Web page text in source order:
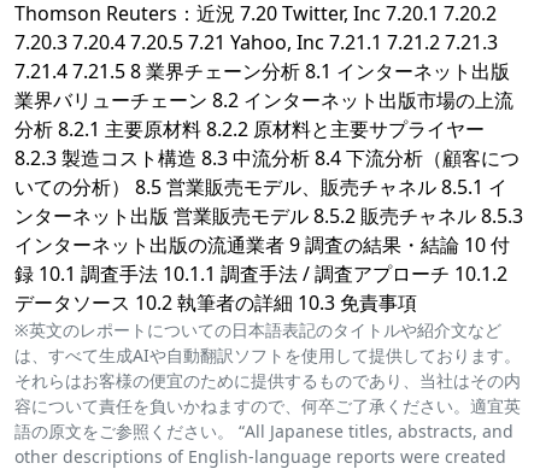
Thomson Reuters：近況 7.20 Twitter, Inc 7.20.1 7.20.2
7.20.3 7.20.4 7.20.5 7.21 Yahoo, Inc 7.21.1 7.21.2 7.21.3
7.21.4 7.21.5 8 業界チェーン分析 8.1 インターネット出版
業界バリューチェーン 8.2 インターネット出版市場の上流
分析 8.2.1 主要原材料 8.2.2 原材料と主要サプライヤー
8.2.3 製造コスト構造 8.3 中流分析 8.4 下流分析（顧客につ
いての分析） 8.5 営業販売モデル、販売チャネル 8.5.1 イ
ンターネット出版 営業販売モデル 8.5.2 販売チャネル 8.5.3
インターネット出版の流通業者 9 調査の結果・結論 10 付
録 10.1 調査手法 10.1.1 調査手法 / 調査アプローチ 10.1.2
データソース 10.2 執筆者の詳細 10.3 免責事項
※英文のレポートについての日本語表記のタイトルや紹介文など
は、すべて生成AIや自動翻訳ソフトを使用して提供しております。
それらはお客様の便宜のために提供するものであり、当社はその内
容について責任を負いかねますので、何卒ご了承ください。適宜英
語の原文をご参照ください。 “All Japanese titles, abstracts, and
other descriptions of English-language reports were created